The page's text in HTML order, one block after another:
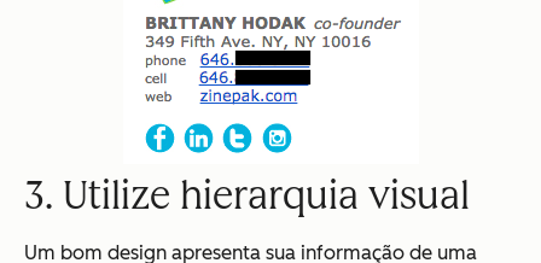
3. Utilize hierarquia visual
Um bom design apresenta sua informação de uma